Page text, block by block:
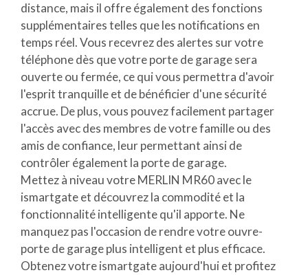
distance, mais il offre également des fonctions
supplémentaires telles que les notifications en
temps réel. Vous recevrez des alertes sur votre
téléphone dès que votre porte de garage sera
ouverte ou fermée, ce qui vous permettra d'avoir
l'esprit tranquille et de bénéficier d'une sécurité
accrue. De plus, vous pouvez facilement partager
l'accès avec des membres de votre famille ou des
amis de confiance, leur permettant ainsi de
contrôler également la porte de garage.
Mettez à niveau votre MERLIN MR60 avec le
ismartgate et découvrez la commodité et la
fonctionnalité intelligente qu'il apporte. Ne
manquez pas l'occasion de rendre votre ouvre-
porte de garage plus intelligent et plus efficace.
Obtenez votre ismartgate aujourd'hui et profitez